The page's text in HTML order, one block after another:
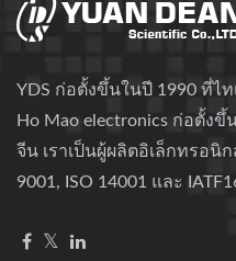
YDS ก่อตั้งขึ้นในปี 1990 ที่ไ
Ho Mao electronics ก่อตั้ง
จีน เราเป็นผู้ผลิตอิเล็กทรอนิ
9001, ISO 14001 และ